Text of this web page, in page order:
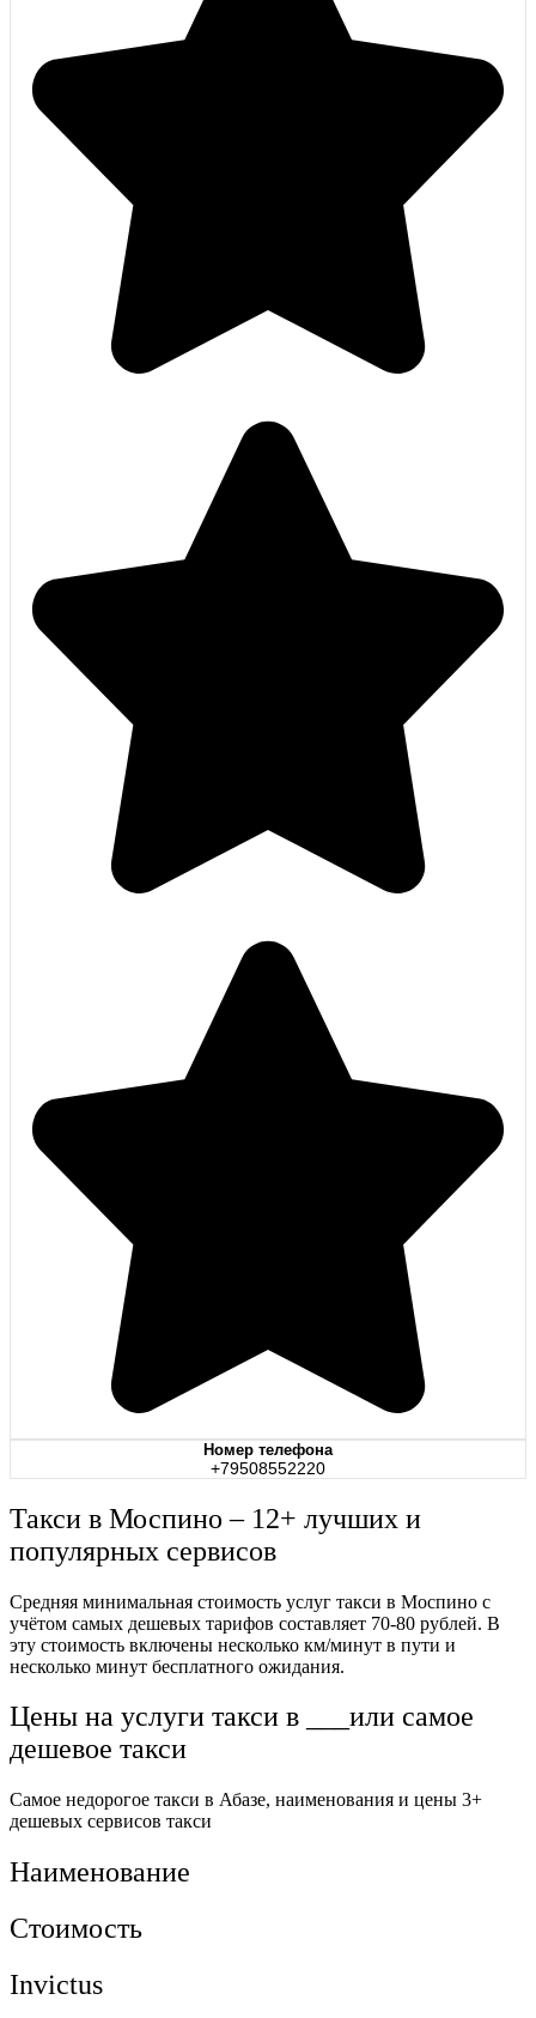
Номер телефона
+79508552220
Такси в Моспино – 12+ лучших и
популярных сервисов
Средняя минимальная стоимость услуг такси в Моспино с
учётом самых дешевых тарифов составляет 70-80 рублей. В
эту стоимость включены несколько км/минут в пути и
несколько минут бесплатного ожидания.
Цены на услуги такси в ___или самое
дешевое такси
Самое недорогое такси в Абазе, наименования и цены 3+
дешевых сервисов такси
Наименование
Стоимость
Invictus